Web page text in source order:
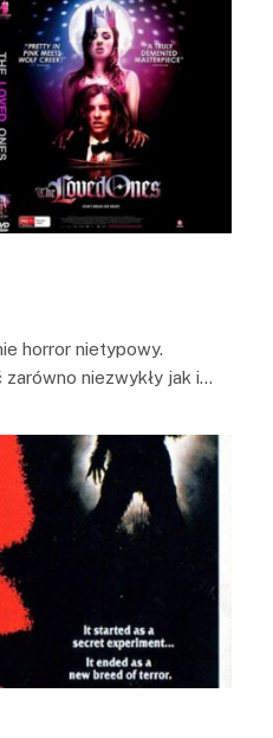
horror nietypowy.
niezwykły jak i…